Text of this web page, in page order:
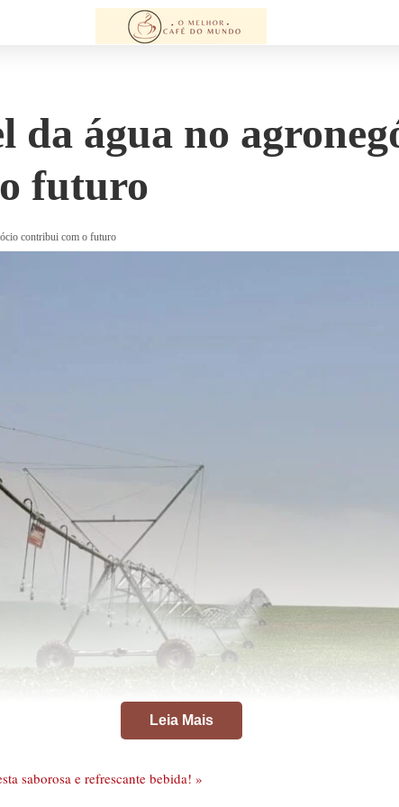
da água no
futuro
contribui com o futuro
Uso sustentável da água no agronegócio contribui com o futuro. Foto: Divulgação
Leia Mais
saborosa e refrescante bebida! »